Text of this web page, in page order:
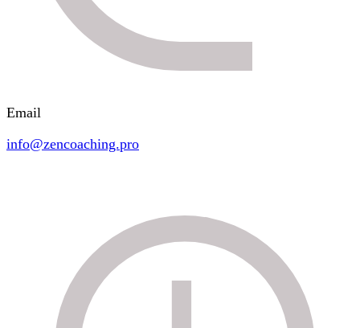
Email
info@zencoaching.pro